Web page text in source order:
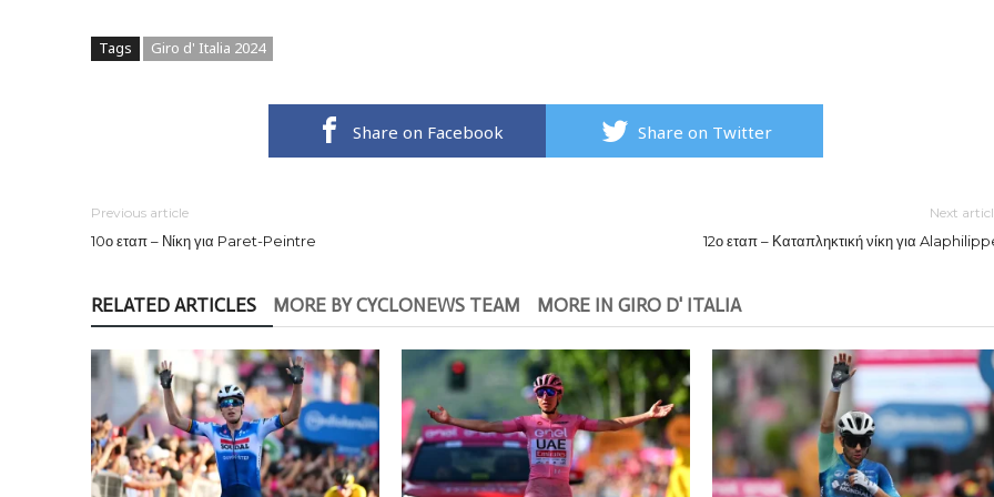
Tags Giro d' Italia 2024
Share on Facebook Share on Twitter
Previous article
10ο εταπ – Νίκη για Paret-Peintre
Next
12ο εταπ – Καταπληκτική νίκη για
RELATED ARTICLES MORE BY CYCLONEWS TEAM MORE IN GIRO D' ITALIA